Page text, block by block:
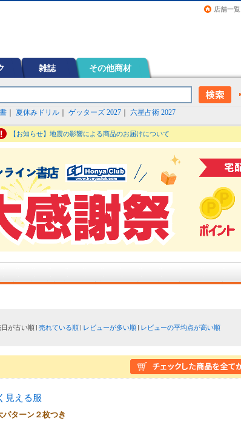
店舗一覧
雑誌 その他商材
夏休みドリル ゲッターズ 2027 六星占術 2027
【お知らせ】地震の影響による商品のお届けについて
日が古い順 売れている順 レビューが多い順
レビューの平均点が高い順
見える服
パターン２枚つき